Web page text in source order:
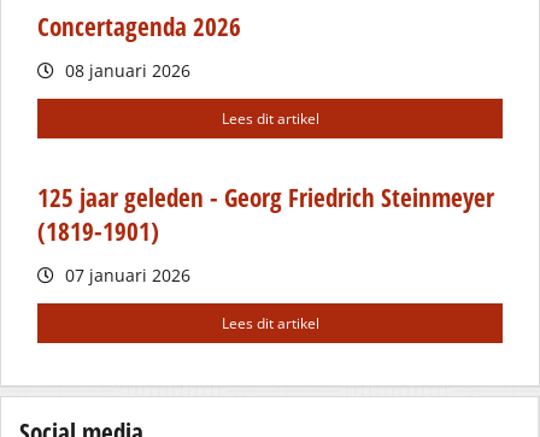
Concertagenda 2026
08 januari 2026
Lees dit artikel
125 jaar geleden - Georg Friedrich Steinmeyer
(1819-1901)
07 januari 2026
Lees dit artikel